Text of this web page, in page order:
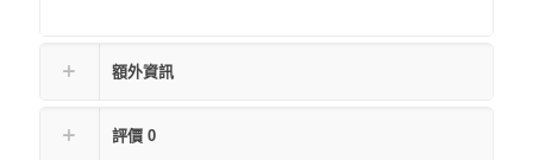
額外資訊
評價 0